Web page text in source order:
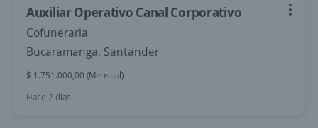
Auxiliar Operativo Canal Corporativo
Cofuneraria
Bucaramanga, Santander
$ 1.751.000,00 (Mensual)
Hace 2 días